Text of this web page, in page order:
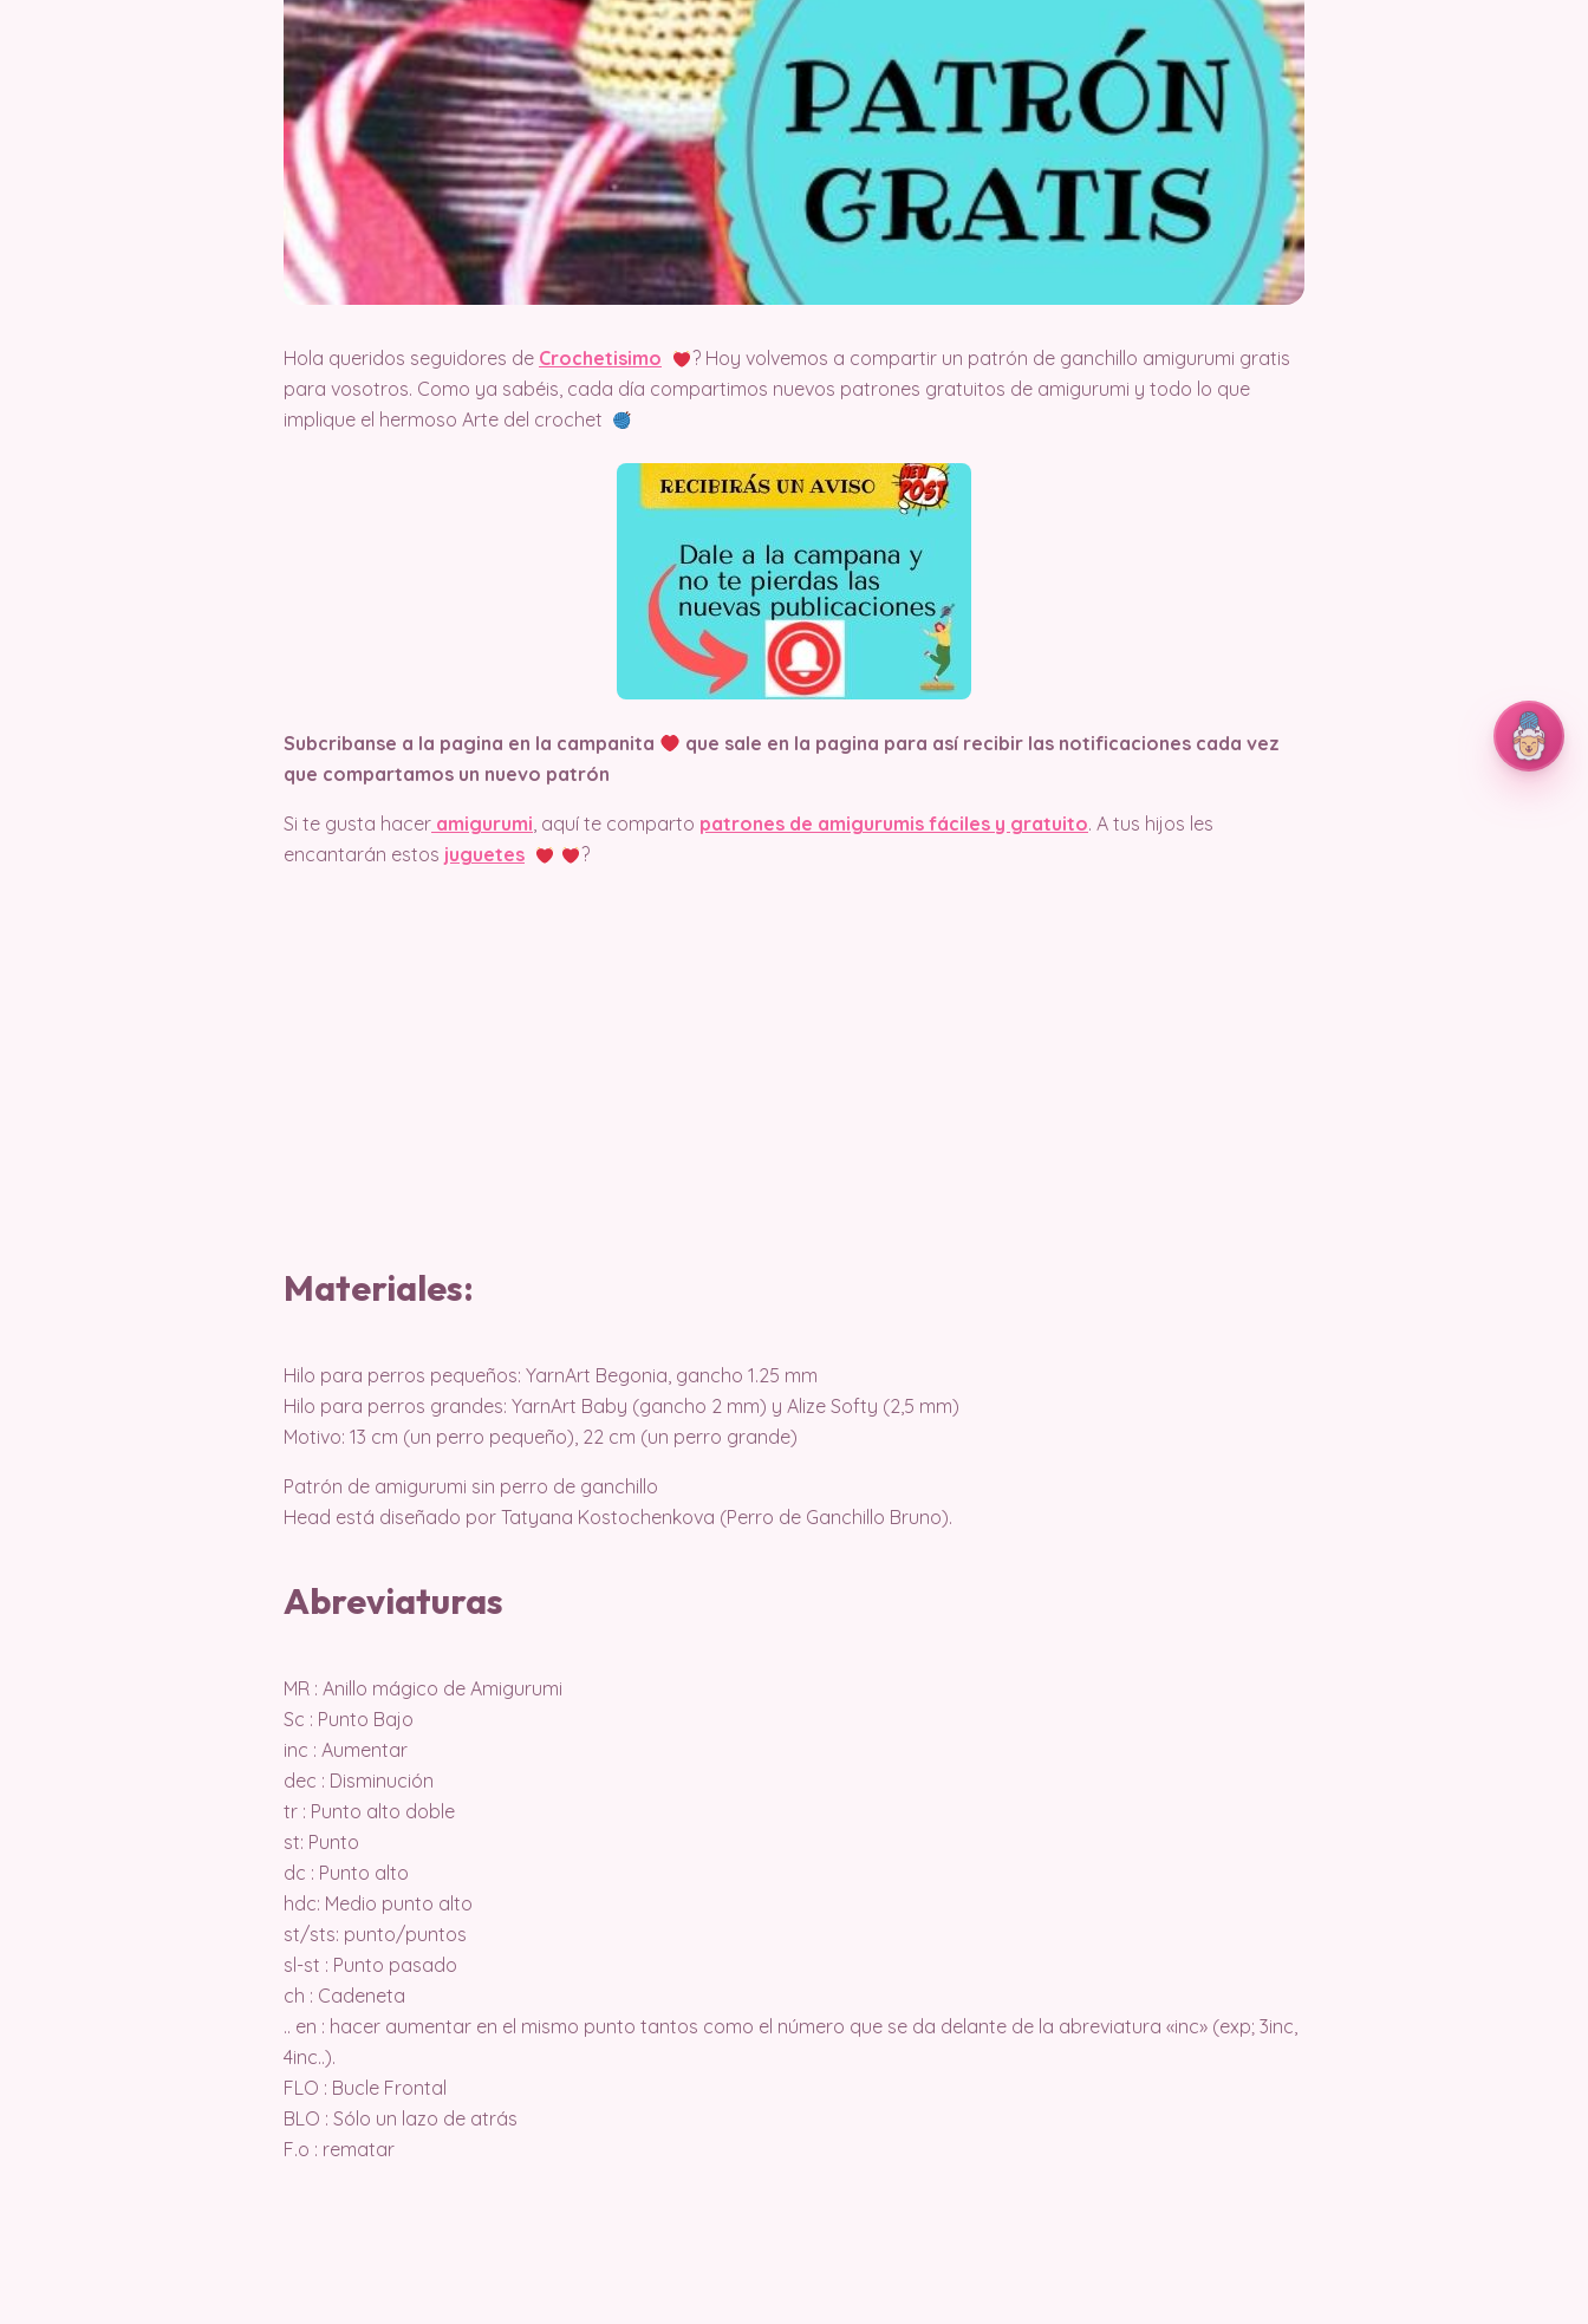
Hola queridos seguidores de Crochetisimo
? Hoy volvemos a compartir un patrón de ganchillo amigurumi gratis
para vosotros. Como ya sabéis, cada día compartimos nuevos patrones gratuitos de amigurumi y todo lo que
implique el hermoso Arte del crochet
Subcribanse a la pagina en la campanita que sale en la pagina para así recibir las notificaciones cada vez
que compartamos un nuevo patrón
Si te gusta hacer amigurumi, aquí te comparto patrones de amigurumis fáciles y gratuito. A tus hijos les
encantarán estos juguetes ?
Materiales:
Hilo para perros pequeños: YarnArt Begonia, gancho 1.25 mm
Hilo para perros grandes: YarnArt Baby (gancho 2 mm) y Alize Softy (2,5 mm)
Motivo: 13 cm (un perro pequeño), 22 cm (un perro grande)
Patrón de amigurumi sin perro de ganchillo
Head está diseñado por Tatyana Kostochenkova (Perro de Ganchillo Bruno).
Abreviaturas
MR : Anillo mágico de Amigurumi
Sc : Punto Bajo
inc : Aumentar
dec : Disminución
tr : Punto alto doble
st: Punto
dc : Punto alto
hdc: Medio punto alto
st/sts: punto/puntos
sl-st : Punto pasado
ch : Cadeneta
.. en : hacer aumentar en el mismo punto tantos como el número que se da delante de la abreviatura «inc» (exp; 3inc,
4inc..).
FLO : Bucle Frontal
BLO : Sólo un lazo de atrás
F.o : rematar